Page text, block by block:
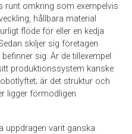
runt omkring som exempelvis
hållbara material
flöde för eller en kedja
skiljer sig företagen
sig. Är de tillexempel
produktionssystem kanske
är det struktur och
ligger förmodligen
uppdragen varit ganska